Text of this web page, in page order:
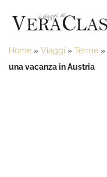
Home » Viaggi » Terme »
una vacanza in Austria